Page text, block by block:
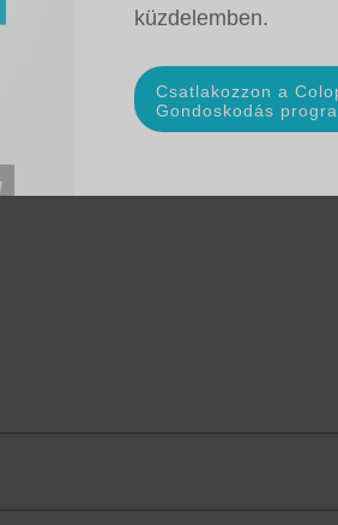
küzdelemben.
Csatlakozzon a
Gondoskodás